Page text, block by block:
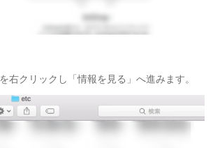
右クリックし「情報を見る」へ進みます。